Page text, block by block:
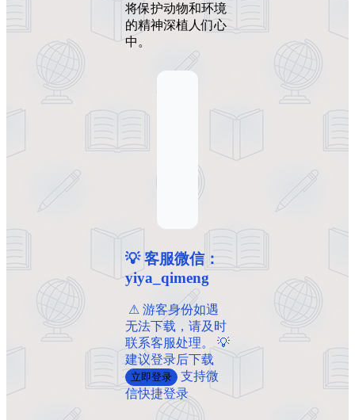
将保护动物和环境
的精神深植人们心
中。
💡 客服微信：
yiya_qimeng
️ ️⚠ 游客身份如遇
无法下载，请及时
联系客服处理。 💡
建议登录后下载
立即登录
支持微
信快捷登录